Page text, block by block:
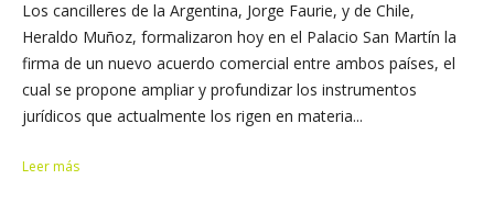
Los cancilleres de la Argentina, Jorge Faurie, y de Chile,
Heraldo Muñoz, formalizaron hoy en el Palacio San Martín la
firma de un nuevo acuerdo comercial entre ambos países, el
cual se propone ampliar y profundizar los instrumentos
jurídicos que actualmente los rigen en materia...
Leer más